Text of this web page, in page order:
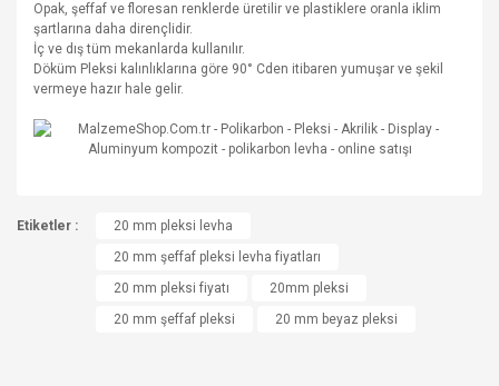
Opak, şeffaf ve floresan renklerde üretilir ve plastiklere oranla iklim
şartlarına daha dirençlidir.
İç ve dış tüm mekanlarda kullanılır.
Döküm Pleksi kalınlıklarına göre 90° Cden itibaren yumuşar ve şekil
vermeye hazır hale gelir.
Bu ürüne ilk yorumu siz yapın!
konularda yetersiz gördüğünüz noktaları öneri formunu
kullanarak tarafımıza iletebilirsiniz.
Görüş ve önerileriniz için teşekkür ederiz.
Ürün resmi kalitesiz, bozuk veya görüntülenemiyor.
Etiketler :
20 mm pleksi levha
20 mm şeffaf pleksi levha fiyatları
20 mm pleksi fiyatı
20mm pleksi
20 mm şeffaf pleksi
20 mm beyaz pleksi